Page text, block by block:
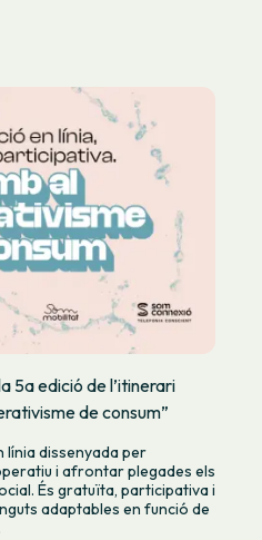
5a edició de l’itinerari
de consum”
línia dissenyada per
i afrontar plegades els
És gratuïta, participativa i
adaptables en funció de